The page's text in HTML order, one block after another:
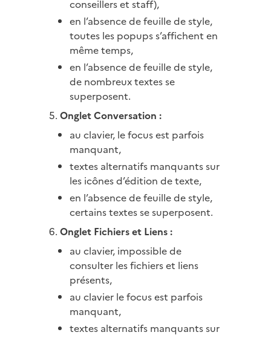
conseillers et staff),
en l’absence de feuille de style,
toutes les popups s’affichent en
même temps,
en l’absence de feuille de style,
de nombreux textes se
superposent.
Onglet Conversation :
au clavier, le focus est parfois
manquant,
textes alternatifs manquants sur
les icônes d’édition de texte,
en l’absence de feuille de style,
certains textes se superposent.
Onglet Fichiers et Liens :
au clavier, impossible de
consulter les fichiers et liens
présents,
au clavier le focus est parfois
manquant,
textes alternatifs manquants sur